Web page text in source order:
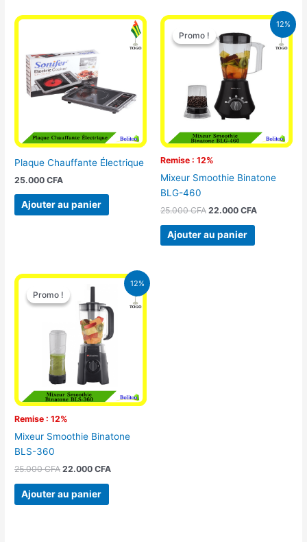
Plaque Chauffante Électrique
25.000CFA
Ajouter au panier
12%
Promo !
Remise : 12%
Promo !
Mixeur Smoothie Binatone
BLG-460
25.000CFA
Le
prix
initial
était :
25.000 CFA.
22.000 CFA
Le
prix
actuel
est :
Ajouter au panier
12%
Promo !
Remise : 12%
Promo !
Mixeur Smoothie Binatone
BLS-360
25.000CFA
Le
prix
initial
était :
25.000 CFA.
22.000CFA
Le
prix
actuel
est :
Ajouter au panier